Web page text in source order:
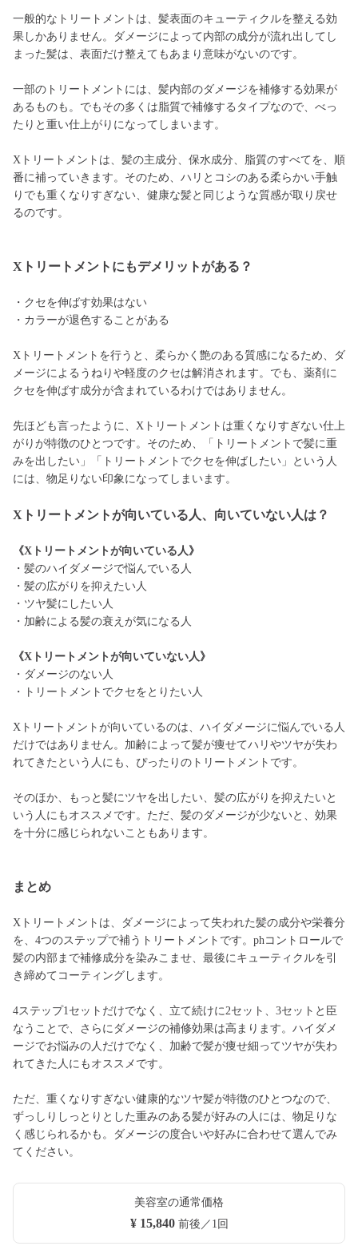
一般的なトリートメントは、髪表面のキューティクルを整える効
果しかありません。ダメージによって内部の成分が流れ出してし
まった髪は、表面だけ整えてもあまり意味がないのです。
一部のトリートメントには、髪内部のダメージを補修する効果が
あるものも。でもその多くは脂質で補修するタイプなので、べっ
たりと重い仕上がりになってしまいます。
Xトリートメントは、髪の主成分、保水成分、脂質のすべてを、順
番に補っていきます。そのため、ハリとコシのある柔らかい手触
りでも重くなりすぎない、健康な髪と同じような質感が取り戻せ
るのです。
Xトリートメントにもデメリットがある？
・クセを伸ばす効果はない
・カラーが退色することがある
Xトリートメントを行うと、柔らかく艶のある質感になるため、ダ
メージによるうねりや軽度のクセは解消されます。でも、薬剤に
クセを伸ばす成分が含まれているわけではありません。
先ほども言ったように、Xトリートメントは重くなりすぎない仕上
がりが特徴のひとつです。そのため、「トリートメントで髪に重
みを出したい」「トリートメントでクセを伸ばしたい」という人
には、物足りない印象になってしまいます。
Xトリートメントが向いている人、向いていない人は？
《Xトリートメントが向いている人》
・髪のハイダメージで悩んでいる人
・髪の広がりを抑えたい人
・ツヤ髪にしたい人
・加齢による髪の衰えが気になる人
《Xトリートメントが向いていない人》
・ダメージのない人
・トリートメントでクセをとりたい人
Xトリートメントが向いているのは、ハイダメージに悩んでいる人
だけではありません。加齢によって髪が痩せてハリやツヤが失わ
れてきたという人にも、ぴったりのトリートメントです。
そのほか、もっと髪にツヤを出したい、髪の広がりを抑えたいと
いう人にもオススメです。ただ、髪のダメージが少ないと、効果
を十分に感じられないこともあります。
まとめ
Xトリートメントは、ダメージによって失われた髪の成分や栄養分
を、4つのステップで補うトリートメントです。phコントロールで
髪の内部まで補修成分を染みこませ、最後にキューティクルを引
き締めてコーティングします。
4ステップ1セットだけでなく、立て続けに2セット、3セットと臣
なうことで、さらにダメージの補修効果は高まります。ハイダメ
ージでお悩みの人だけでなく、加齢で髪が痩せ細ってツヤが失わ
れてきた人にもオススメです。
ただ、重くなりすぎない健康的なツヤ髪が特徴のひとつなので、
ずっしりしっとりとした重みのある髪が好みの人には、物足りな
く感じられるかも。ダメージの度合いや好みに合わせて選んでみ
てください。
美容室の通常価格
¥ 15,840前後／1回